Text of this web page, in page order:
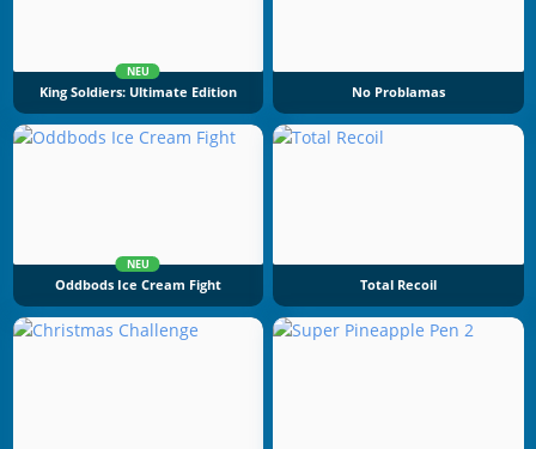
NEU
King Soldiers: Ultimate Edition No Problamas
NEU
Oddbods Ice Cream Fight Total Recoil